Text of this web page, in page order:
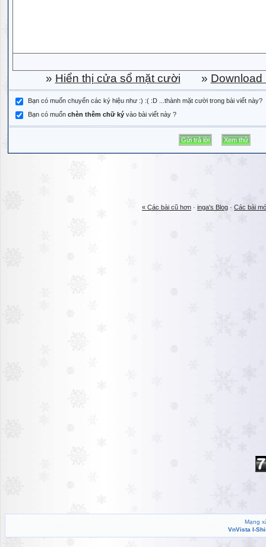
» Hiển thị cửa sổ mặt cười » Download
Bạn có muốn chuyển các ký hiệu như :) :( :D ...thành mặt cười trong bài viết này?
Bạn có muốn chèn thêm chữ ký vào bài viết này ?
« Các bài cũ hơn · inga's Blog · Các bài
Mạng
VnVista I-